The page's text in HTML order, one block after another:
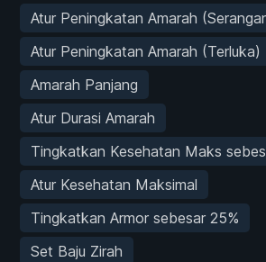
Atur Peningkatan Amarah
Atur Peningkatan Amarah (Terluka)
Amarah Panjang
Atur Durasi Amarah
Tingkatkan Kesehatan Maks
Atur Kesehatan Maksimal
Tingkatkan Armor sebesar 25%
Set Baju Zirah